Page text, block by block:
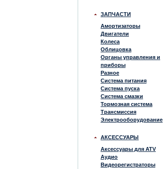
ЗАПЧАСТИ
Амортизаторы
Двигатели
Колеса
Облицовка
Органы управления и
приборы
Разное
Система питания
Система пуска
Система смазки
Тормозная система
Трансмиссия
Электрооборудование
АКСЕССУАРЫ
Аксессуары для ATV
Аудио
Видеорегистраторы